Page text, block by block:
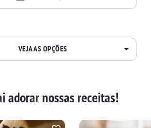
VEJA AS OPÇÕES
adorar nossas receitas!